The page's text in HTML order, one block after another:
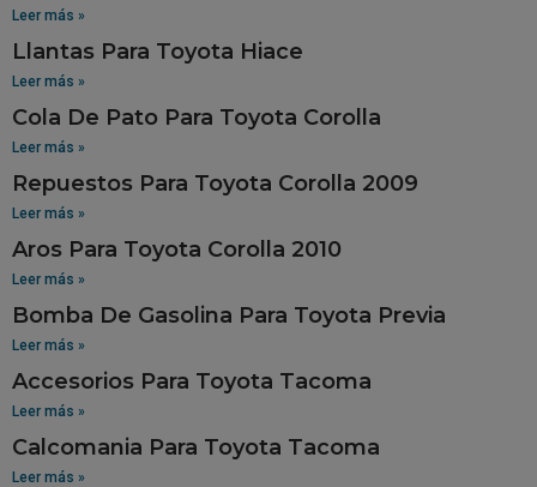
Leer más »
Llantas Para Toyota Hiace
Leer más »
Cola De Pato Para Toyota Corolla
Leer más »
Repuestos Para Toyota Corolla 2009
Leer más »
Aros Para Toyota Corolla 2010
Leer más »
Bomba De Gasolina Para Toyota Previa
Leer más »
Accesorios Para Toyota Tacoma
Leer más »
Calcomania Para Toyota Tacoma
Leer más »